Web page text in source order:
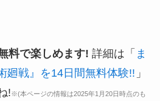
料で楽しめます! 詳細は「 ま
廻戦』を14日間無料体験!! 」
!※(本ページの情報は2025年1月20日時点のも